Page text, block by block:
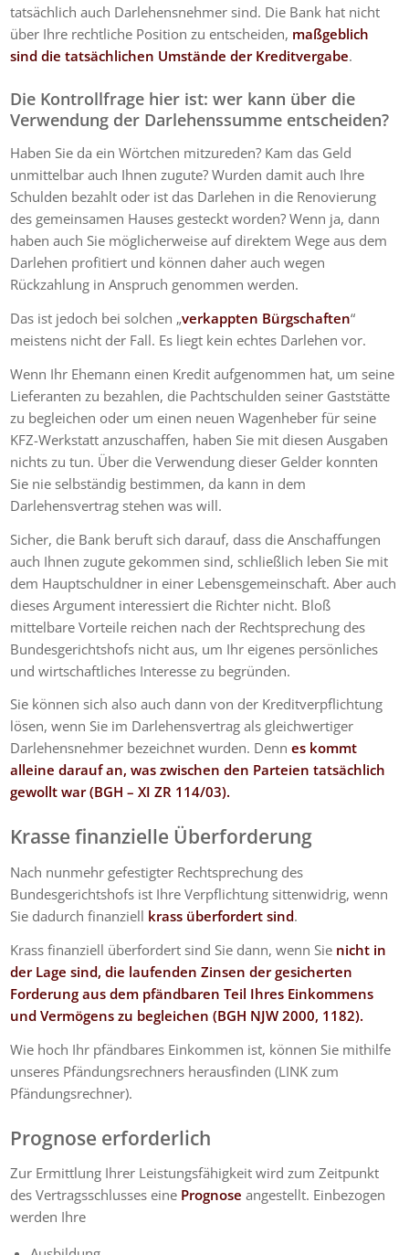
tatsächlich auch Darlehensnehmer sind. Die Bank hat nicht
über Ihre rechtliche Position zu entscheiden, maßgeblich
sind die tatsächlichen Umstände der Kreditvergabe.
Die Kontrollfrage hier ist:wer kann über die
Verwendung der Darlehenssumme entscheiden?
Haben Sie da ein Wörtchen mitzureden? Kam das Geld
unmittelbar auch Ihnen zugute? Wurden damit auch Ihre
Schulden bezahlt oder ist das Darlehen in die Renovierung
des gemeinsamen Hauses gesteckt worden? Wenn ja, dann
haben auch Sie möglicherweise auf direktem Wege aus dem
Darlehen profitiert und können daher auch wegen
Rückzahlung in Anspruch genommen werden.
Das ist jedoch bei solchen „verkappten Bürgschaften“
meistens nicht der Fall. Es liegt kein echtes Darlehen vor.
Wenn Ihr Ehemann einen Kredit aufgenommen hat, um seine
Lieferanten zu bezahlen, die Pachtschulden seiner Gaststätte
zu begleichen oder um einen neuen Wagenheber für seine
KFZ-Werkstatt anzuschaffen, haben Sie mit diesen Ausgaben
nichts zu tun. Über die Verwendung dieser Gelder konnten
Sie nie selbständig bestimmen, da kann in dem
Darlehensvertrag stehen was will.
Sicher, die Bank beruft sich darauf, dass die Anschaffungen
auch Ihnen zugute gekommen sind, schließlich leben Sie mit
dem Hauptschuldner in einer Lebensgemeinschaft. Aber auch
dieses Argument interessiert die Richter nicht. Bloß
mittelbare Vorteile reichen nach der Rechtsprechung des
Bundesgerichtshofs nicht aus, um Ihr eigenes persönliches
und wirtschaftliches Interesse zu begründen.
Sie können sich also auch dann von der Kreditverpflichtung
lösen, wenn Sie im Darlehensvertrag als gleichwertiger
Darlehensnehmer bezeichnet wurden. Dennes kommt
alleine darauf an, was zwischen den Parteien tatsächlich
gewollt war (BGH – XI ZR 114/03).
Krasse finanzielle Überforderung
Nach nunmehr gefestigter Rechtsprechung des
Bundesgerichtshofs ist Ihre Verpflichtung sittenwidrig, wenn
Sie dadurch finanziell krass überfordert sind.
Krass finanziell überfordert sind Sie dann, wenn Sie nicht in
der Lage sind, die laufenden Zinsen der gesicherten
Forderung aus dem pfändbaren Teil Ihres Einkommens
und Vermögens zu begleichen (BGH NJW 2000, 1182).
Wie hoch Ihr pfändbares Einkommen ist, können Sie mithilfe
unseres Pfändungsrechners herausfinden (LINK zum
Pfändungsrechner).
Prognose erforderlich
Zur Ermittlung Ihrer Leistungsfähigkeit wird zum Zeitpunkt
des Vertragsschlusses eine Prognose angestellt. Einbezogen
werden Ihre